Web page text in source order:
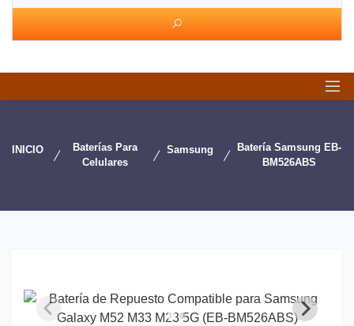
INICIO
Baterías Para
Celulares
Samsung
Batería Samsung EB-
BM526ABS